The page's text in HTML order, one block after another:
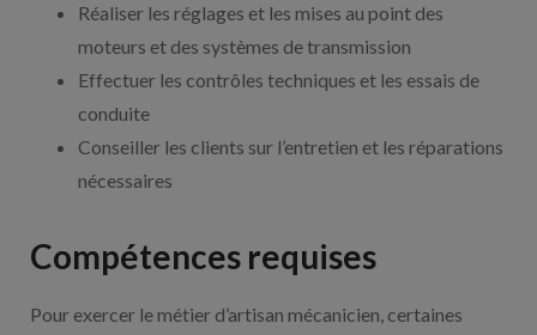
Réaliser les réglages et les mises au point des
moteurs et des systèmes de transmission
Effectuer les contrôles techniques et les essais de
conduite
Conseiller les clients sur l’entretien et les réparations
nécessaires
Compétences requises
Pour exercer le métier d’artisan mécanicien, certaines